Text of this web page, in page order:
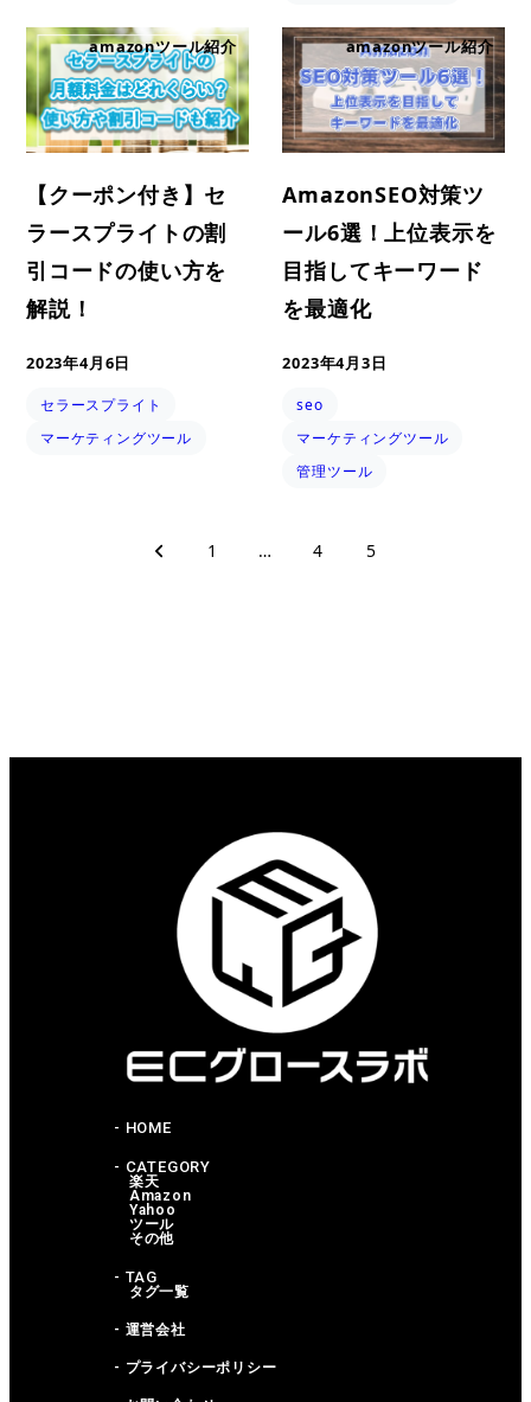
amazonツール紹介
【クーポン付き】セ
ラースプライトの割
引コードの使い方を
解説！
2023年4月6日
セラースプライト
マーケティングツール
amazonツール紹介
AmazonSEO対策ツ
ール6選！上位表示を
目指してキーワード
を最適化
2023年4月3日
seo
マーケティングツール
管理ツール
1 … 4 5
- HOME
- CATEGORY
楽天
Amazon
Yahoo
ツール
その他
- TAG
タグ一覧
- 運営会社
- プライバシーポリシー